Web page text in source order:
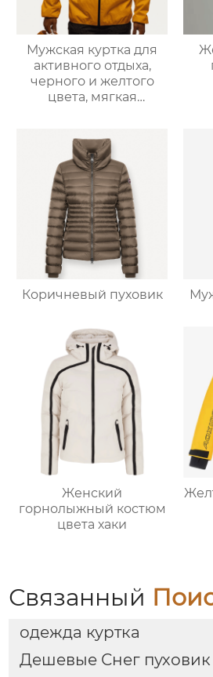
Мужская куртка для
активного отдыха,
черного и желтого
цвета, мягкая
Коричневый пуховик
Женский
горнолыжный костюм
цвета хаки
Связанный
одежда куртка
Дешевые Снег пуховик